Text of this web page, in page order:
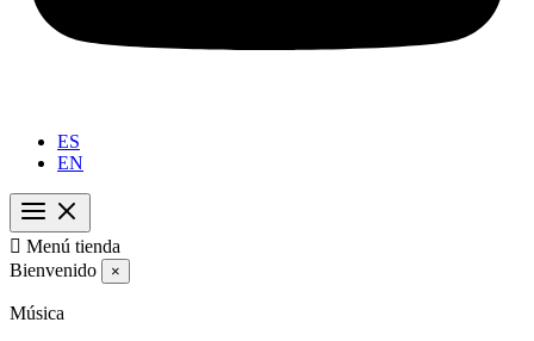
ES
EN
 Menú tienda
Bienvenido
×
Música